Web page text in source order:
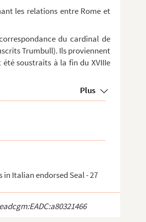
les relations entre Rome et
du cardinal de
Trumbull). Ils proviennent
soustraits à la fin du XVIIIe
Plus
Italian endorsed Seal - 27